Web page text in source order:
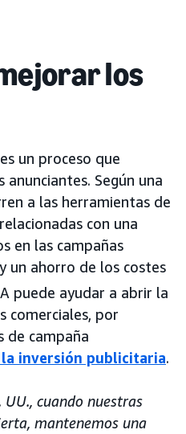
los
es un proceso que
Según una
a las herramientas de
con una
en las campañas
un ahorro de los costes
puede ayudar a abrir la
comerciales, por
de campaña
inversión publicitaria.
cuando nuestras
mantenemos una